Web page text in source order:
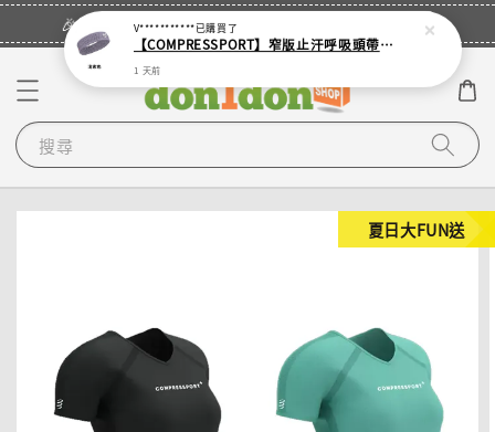
🎉登入會員・領取您的專屬折扣券！
搜尋
夏日大FUN送
V***********已購買了
【COMPRESSPORT】窄版止汗呼吸頭帶2.0_【零碼】
1 天前